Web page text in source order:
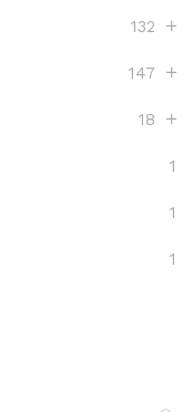
132
147
18
1
1
1